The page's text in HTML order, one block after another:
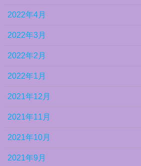
2022年4月
2022年3月
2022年2月
2022年1月
2021年12月
2021年11月
2021年10月
2021年9月